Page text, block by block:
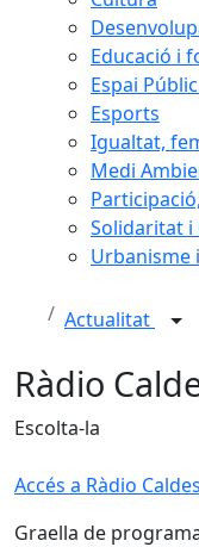
Educació i
Espai
Esports
Igualtat,
Medi
Solidaritat i
Urbanisme
Actualitat
Ràdio
Escolta-la
Accés a Ràdio Caldes
Graella de